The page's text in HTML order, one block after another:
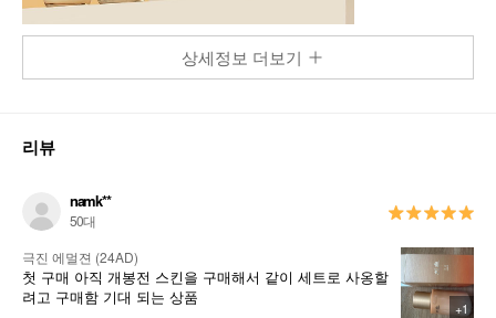
상세정보 더보기
리뷰
namk**
50대
+1
극진 에멀젼 (24AD)
첫 구매 아직 개봉전 스킨을 구매해서 같이 세트로 사옹할
려고 구매함 기대 되는 상품